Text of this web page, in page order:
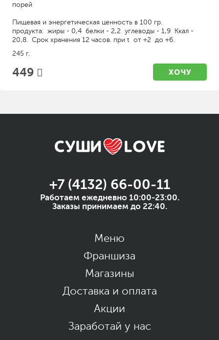
порей
Пищевая и энергетическая ценность в 100 гр.
продукта: жиры - 0,4 белки - 2,2 углеводы - 1,9 Ккал -
20,8. Срок хранения 12 часов. при t от +2 до +6.
245 г.
449 ХОЧУ
+7 (4132) 66-00-11
Работаем ежедневно 10:00-23:00.
Заказы принимаем до 22:40.
Меню
Франшиза
Магазины
Доставка и оплата
Акции
Заработай у нас